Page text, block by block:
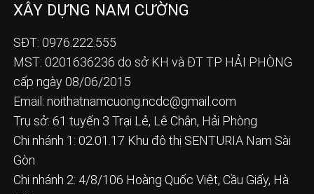
XÂY DỰNG NAM CƯỜNG
SĐT: 0976.222.555
MST: 0201636236 do sở KH và ĐT TP HẢI PHÒNG
cấp ngày 08/06/2015
Email: noithatnamcuong.ncdc@gmail.com
Trụ sở: 61 tuyến 3 Trại Lẻ, Lê Chân, Hải Phòng
Chi nhánh 1: 02.01.17 Khu đô thị SENTURIA Nam Sài
Gòn
Chi nhánh 2: 4/8/106 Hoàng Quốc Việt, Cầu Giấy, Hà